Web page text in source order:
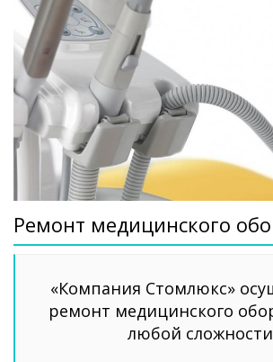
Ремонт медицинского
«Компания Стомлюкс»
ремонт медицинского
любой